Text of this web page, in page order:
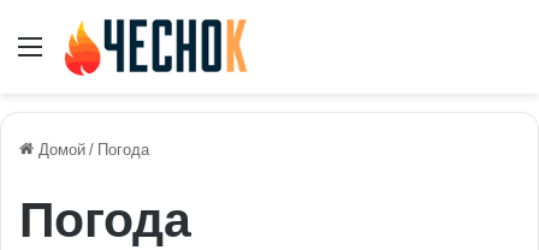
Меню
Домой / Погода
Погода